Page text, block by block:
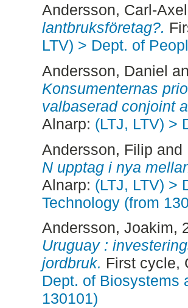
Andersson, Carl-Axel
lantbruksföretag?.
LTV) > Dept. of
Andersson, Daniel
Konsumenternas
valbaserad conjoint
Alnarp: (LTJ, LTV) >
Andersson, Filip and
N upptag i nya
Alnarp: (LTJ, LTV) >
Technology (from
Andersson, Joakim,
Uruguay :
jordbruk. First cycle,
Dept. of Biosystems
130101)